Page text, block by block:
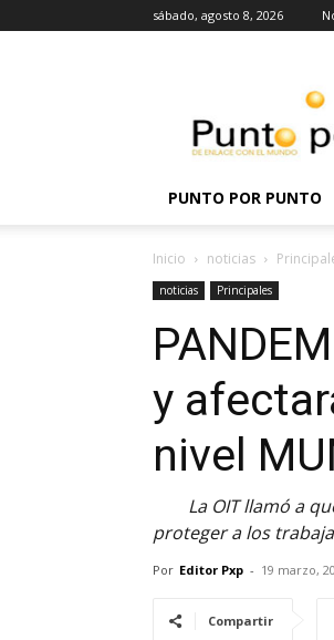
sábado, agosto 8, 2026
PUNTO POR PUNTO
Inicio noticias
noticias Principales
y
nivel
La OIT llamó a
proteger a los
Por Editor Pxp - 19 marzo,
Compartir